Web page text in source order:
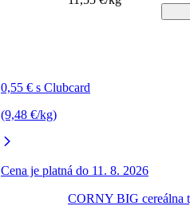
0,55 € s Clubcard
(9,48 €/kg)
Cena je platná do 11. 8. 2026
CORNY BIG cereálna